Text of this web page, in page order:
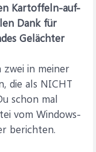
Kartoffeln-auf-
Dank für
Gelächter
in meiner
die als NICHT
schon mal
vom Windows-
berichten.